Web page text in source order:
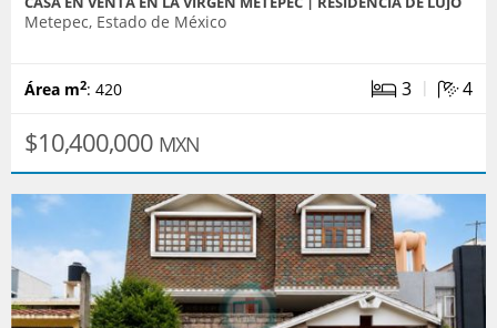
Metepec, Estado de México
Área m2: 420 3 | 4
$10,400,000 MXN